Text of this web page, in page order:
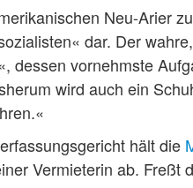
Neu-Arier
dar. Der
dessen vornehmste
wird auch ein
hält die
Vermieterin ab. Freßt